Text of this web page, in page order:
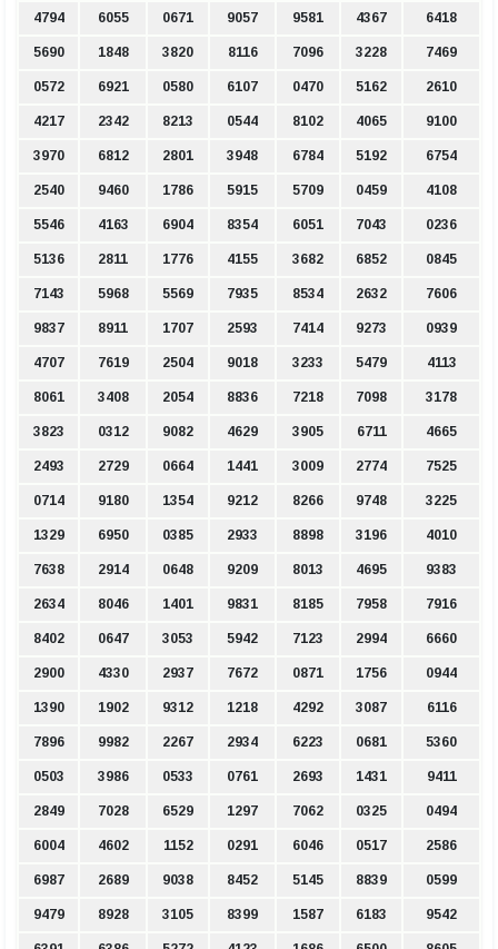
4794 6055 0671 9057 9581 4367 6418
5690 1848 3820 8116 7096 3228 7469
0572 6921 0580 6107 0470 5162 2610
4217 2342 8213 0544 8102 4065 9100
3970 6812 2801 3948 6784 5192 6754
2540 9460 1786 5915 5709 0459 4108
5546 4163 6904 8354 6051 7043 0236
5136 2811 1776 4155 3682 6852 0845
7143 5968 5569 7935 8534 2632 7606
9837 8911 1707 2593 7414 9273 0939
4707 7619 2504 9018 3233 5479 4113
8061 3408 2054 8836 7218 7098 3178
3823 0312 9082 4629 3905 6711 4665
2493 2729 0664 1441 3009 2774 7525
0714 9180 1354 9212 8266 9748 3225
1329 6950 0385 2933 8898 3196 4010
7638 2914 0648 9209 8013 4695 9383
2634 8046 1401 9831 8185 7958 7916
8402 0647 3053 5942 7123 2994 6660
2900 4330 2937 7672 0871 1756 0944
1390 1902 9312 1218 4292 3087 6116
7896 9982 2267 2934 6223 0681 5360
0503 3986 0533 0761 2693 1431 9411
2849 7028 6529 1297 7062 0325 0494
6004 4602 1152 0291 6046 0517 2586
6987 2689 9038 8452 5145 8839 0599
9479 8928 3105 8399 1587 6183 9542